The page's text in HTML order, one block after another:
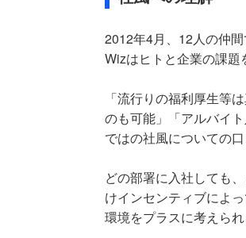
2012年4月、12人の仲
Wizはヒトと企業の課題
「流行りの福利厚生等
のも可能」「アルバイ
ではの社風についての
どの部署に入社しても
けインセンティブによ
環境をプラスに考えら